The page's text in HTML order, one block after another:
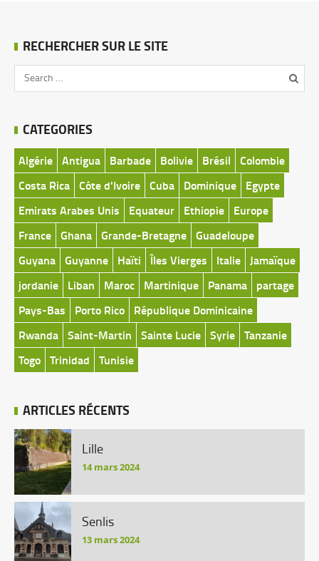
RECHERCHER SUR LE SITE
CATEGORIES
Algérie Antigua Barbade Bolivie Brésil
Colombie
Costa Rica Côte d'Ivoire Cuba Dominique
Egypte
Emirats Arabes Unis
Equateur Ethiopie
Europe
France Ghana Grande-Bretagne Guadeloupe
Guyana Guyanne Haïti Îles Vierges Italie Jamaïque
jordanie
Liban Maroc Martinique Panama
partage
Pays-Bas
Porto Rico
République Dominicaine
Rwanda Saint-Martin Sainte Lucie Syrie Tanzanie
Togo Trinidad Tunisie
ARTICLES RÉCENTS
Lille
14 mars 2024
Senlis
13 mars 2024